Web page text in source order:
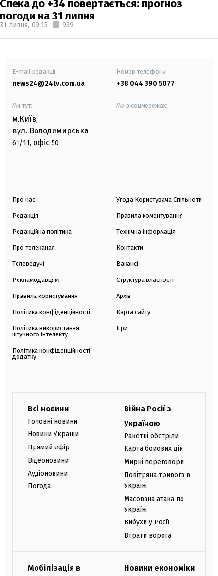
Спека до +34 повертається: прогноз
погоди на 31 липня
31 липня, 09:15 939
E-mail редакції
news24@24tv.com.ua
Номер телефону:
+38 044 390 5077
Ми тут:
м.Київ,
вул. Володимирська
61/11, офіс 50
Ми в соцмережах:
Про нас
Редакція
Редакційна політика
Про телеканал
Телеведучі
Рекламодавцям
Правила користування
Політика конфіденційності
Політика використання
штучного інтелекту
Політика конфіденційності
додатку
Угода Користувача Спільноти
Правила коментування
Технічна інформація
Контакти
Вакансії
Структура власності
Архів
Карта сайту
Ігри
Всі новини
Головні новини
Новини України
Прямий ефір
Відеоновини
Аудіоновини
Погода
Війна Росії з
Україною
Ракетні обстріли
Карта бойових дій
Мирні переговори
Повітряна тривога в
Україні
Масована атака по
Україні
Вибухи у Росії
Втрати ворога
Мобілізація в
Новини економіки